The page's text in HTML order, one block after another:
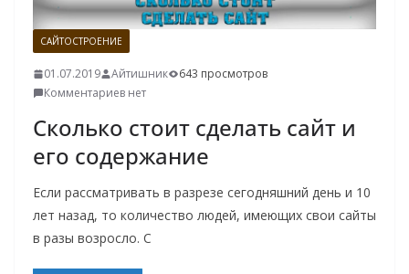
САЙТОСТРОЕНИЕ
01.07.2019 Айтишник
643 просмотров
Комментариев нет
Сколько стоит сделать сайт и
его содержание
Если рассматривать в разрезе сегодняшний день и 10
лет назад, то количество людей, имеющих свои сайты
в разы возросло. С